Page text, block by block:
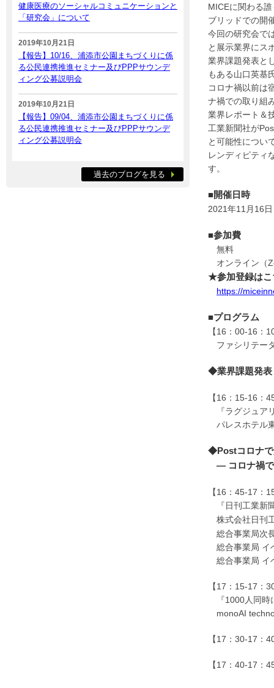
MICEに関わる
ブリッドでの開
今回の研究会で
と展示業界にス
業界課題発表と
もある山口英基
コロナ禍以前は
ナ禍での取り組
業界レポート＆
工業新聞社が
と可能性につい
レンディピティ
す。
■開催日時
2021年11月16
■参加費
無料
オンライン（
★参加登録はこ
https://
■プログラム
【16：00-16：
ファシリテー
◆業界課題発表
【16：15-16：
『ラグジュア
パレスホテル
◆Postコロナで
― コロナ禍
【16：45-17
『日刊工業新
株式会社日刊
総合事業局次
総合事業局 イ
総合事業局 イ
【17：15-17：
『1000人同時
monoAI
【17：30-17：
【17：40-17：
健康医療のソーシャルコミュニケーションと
「研究会」について
2019年10月21日
【報告】10/16、浦添市公園まちづくりに係
る公民連携推進セミナー及びPPPサウンデ
ィング公募説明会
2019年10月21日
【報告】09/04、浦添市公園まちづくりに係
る公民連携推進セミナー及びPPPサウンデ
ィング公募説明会
過去のブログを見る